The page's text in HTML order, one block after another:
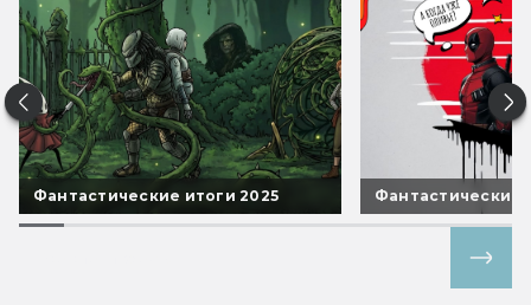
Фантастические итоги 2025 Фантастические